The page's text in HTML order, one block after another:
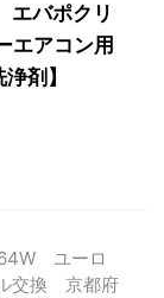
バポクリ
エアコン用
剤】
ユーロ
交換 京都府